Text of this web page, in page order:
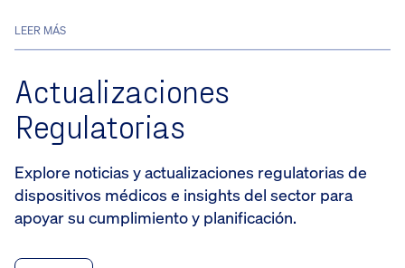
LEER MÁS
Actualizaciones
Regulatorias
Explore noticias y actualizaciones regulatorias de
dispositivos médicos e insights del sector para
apoyar su cumplimiento y planificación.